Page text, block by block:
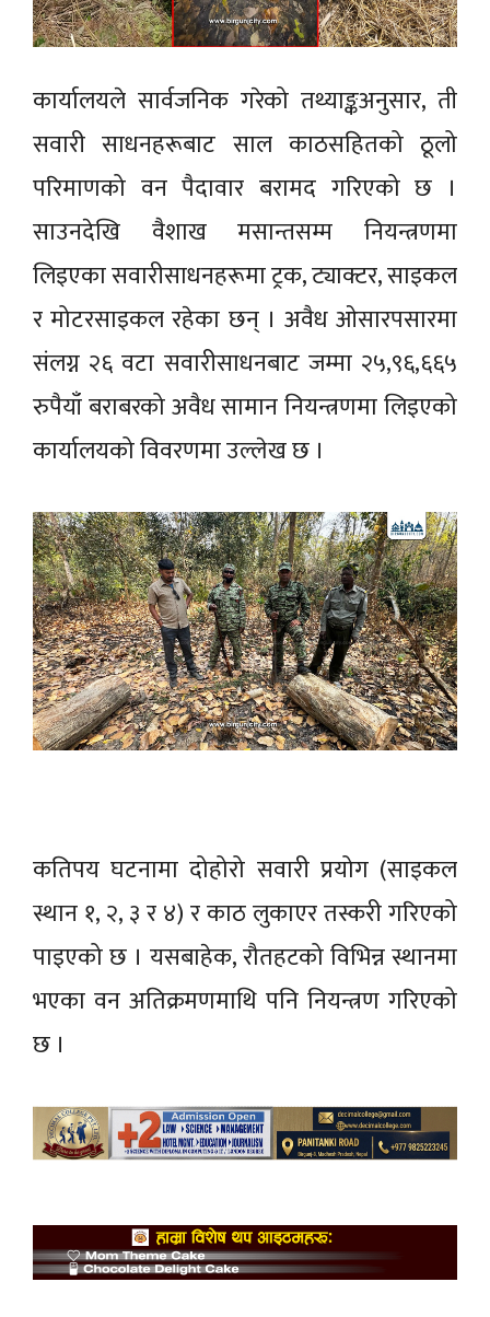
कार्यालयले सार्वजनिक गरेको तथ्याङ्कअनुसार, ती
सवारी साधनहरूबाट साल काठसहितको ठूलो
परिमाणको वन पैदावार बरामद गरिएको छ ।
साउनदेखि वैशाख मसान्तसम्म नियन्त्रणमा
लिइएका सवारीसाधनहरूमा ट्रक, ट्याक्टर, साइकल
र मोटरसाइकल रहेका छन् । अवैध ओसारपसारमा
संलग्न २६ वटा सवारीसाधनबाट जम्मा २५,९६,६६५
रुपैयाँ बराबरको अवैध सामान नियन्त्रणमा लिइएको
कार्यालयको विवरणमा उल्लेख छ ।
कतिपय घटनामा दोहोरो सवारी प्रयोग (साइकल
स्थान १, २, ३ र ४) र काठ लुकाएर तस्करी गरिएको
पाइएको छ । यसबाहेक, रौतहटको विभिन्न स्थानमा
भएका वन अतिक्रमणमाथि पनि नियन्त्रण गरिएको
छ ।